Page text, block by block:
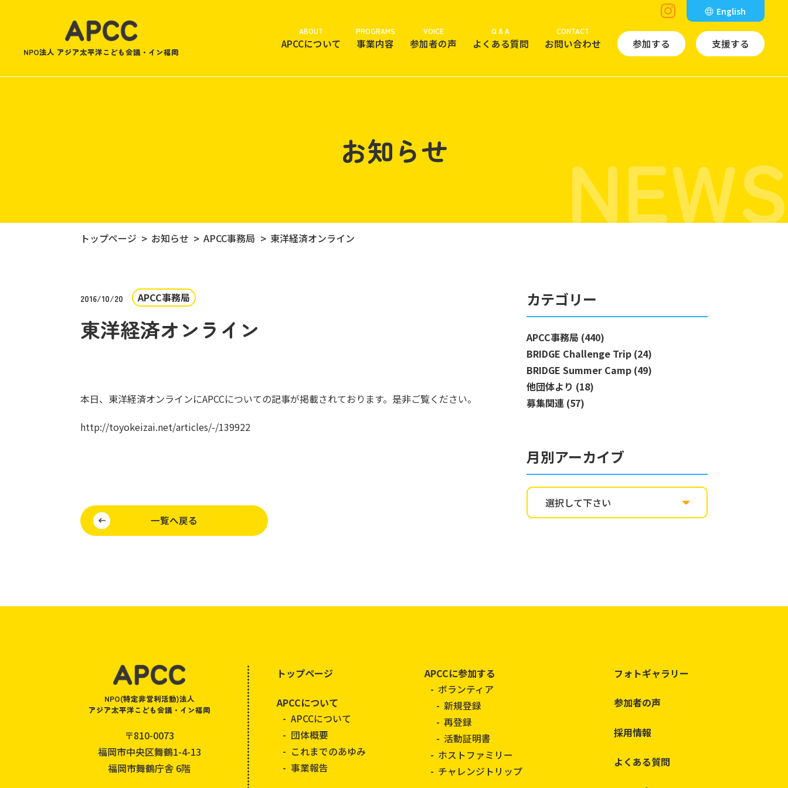
NPO法人 アジア太平洋こども会議・イン福岡
APCCについて
ABOUT
事業内容
PROGRAMS
参加者の声
VOICE
よくある質問
Q & A
お問い合わせ
CONTACT
English
参加する 支援する
お知らせ NEWS
トップページ お知らせ APCC事務局 東洋経済オンライン
2016/10/20 APCC事務局
東洋経済オンライン
本日、東洋経済オンラインにAPCCについての記事が掲載されております。是非ご覧ください。
http://toyokeizai.net/articles/-/139922
一覧へ戻る
カテゴリー
APCC事務局 (440)
BRIDGE Challenge Trip (24)
BRIDGE Summer Camp (49)
他団体より (18)
募集関連 (57)
月別アーカイブ
NPO(特定非営利活動)法人
アジア太平洋こども会議・イン福岡
〒810-0073
福岡市中央区舞鶴1-4-13
福岡市舞鶴庁舎 6階
トップページ
APCCについて
APCCについて
団体概要
これまでのあゆみ
事業報告
APCCに参加する
ボランティア
新規登録
再登録
活動証明書
ホストファミリー
チャレンジトリップ
フォトギャラリー
参加者の声
採用情報
よくある質問